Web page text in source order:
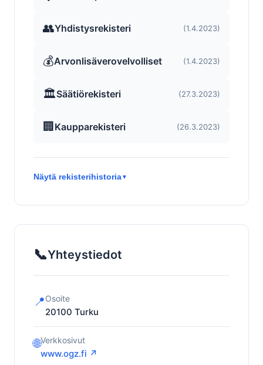
👥Yhdistysrekisteri (1.4.2023)
💰Arvonlisäverovelvolliset (1.4.2023)
🏛️Säätiörekisteri (27.3.2023)
🏢 Kaupparekisteri (26.3.2023)
Näytä rekisterihistoria▼
📞Yhteystiedot
📍Osoite
20100 Turku
🌐Verkkosivut
www.ogz.fi ↗